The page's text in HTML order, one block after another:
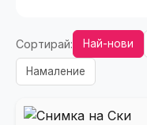
Сортирай: Най-нови
Намаление